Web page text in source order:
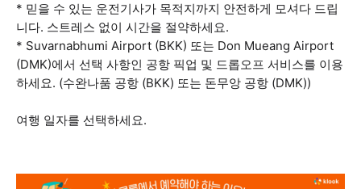
* 믿을 수 있는 운전기사가 목적지까지 안전하게 모셔다 드립
니다. 스트레스 없이 시간을 절약하세요.
* Suvarnabhumi Airport (BKK) 또는 Don Mueang Airport
(DMK)에서 선택 사항인 공항 픽업 및 드롭오프 서비스를 이용
하세요. (수완나품 공항 (BKK) 또는 돈무앙 공항 (DMK))
여행 일자를 선택하세요.